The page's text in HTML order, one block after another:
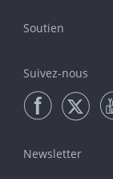
Soutien
Suivez-nous
Newsletter